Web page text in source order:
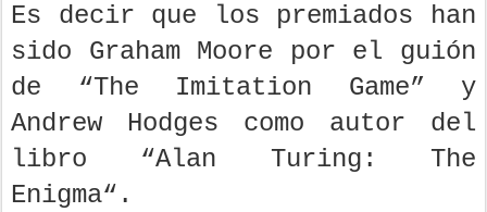
Es decir que los premiados han
sido Graham Moore por el guión
de “The Imitation Game” y
Andrew Hodges como autor del
libro “Alan Turing: The
Enigma“.